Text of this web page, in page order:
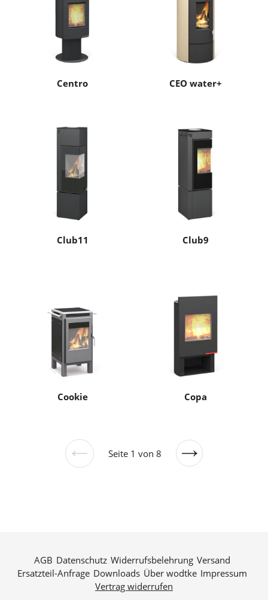
Centro CEO water+
Club11 Club9
Cookie Copa
VorherigeSeite 1 von 8
Nächste
AGB Datenschutz Widerrufsbelehrung Versand
Ersatzteil-Anfrage Downloads Über wodtke Impressum
Vertrag widerrufen